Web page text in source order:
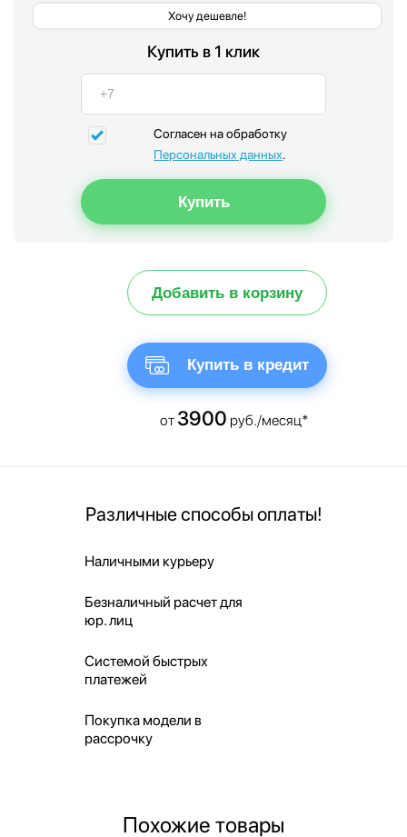
Хочу дешевле!
Купить в 1 клик
Согласен на обработку
Персональных данных.
Добавить в корзину
Купить в кредит
от 3900 руб./месяц*
Различные способы оплаты!
Наличными курьеру
Безналичный расчет для
юр. лиц
Системой быстрых
платежей
Покупка модели в
рассрочку
Похожие товары